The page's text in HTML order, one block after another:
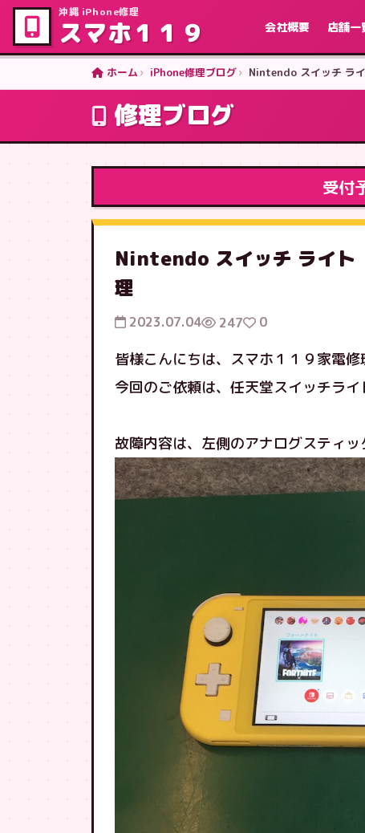
沖縄 iPhone修理
スマホ１１９ 会社概要 店舗一
ホーム iPhone修理ブログ Nintendo スイッチ ラ
修理ブログ
受付
Nintendo スイッチ ライト
理
2023.07.04 247 0
皆様こんにちは、スマホ１１９家電修
今回のご依頼は、任天堂スイッチライ
故障内容は、左側のアナログスティッ